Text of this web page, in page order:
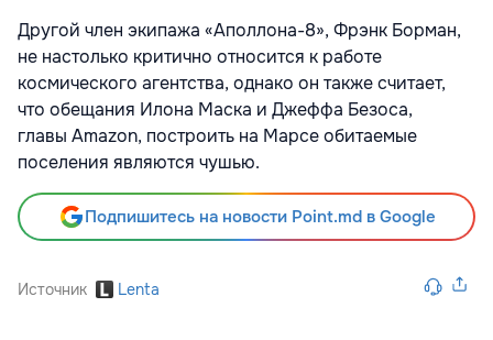
Другой член экипажа «Аполлона-8», Фрэнк Борман,
не настолько критично относится к работе
космического агентства, однако он также считает,
что обещания Илона Маска и Джеффа Безоса,
главы Amazon, построить на Марсе обитаемые
поселения являются чушью.
Подпишитесь на новости Point.md в Google
Источник Lenta